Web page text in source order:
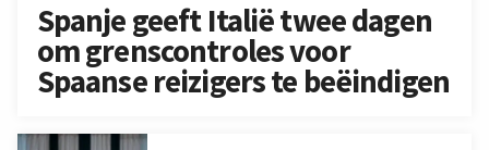
Spanje geeft Italië twee dagen
om grenscontroles voor
Spaanse reizigers te beëindigen